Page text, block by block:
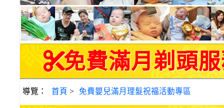
免費滿月剃頭服
導覽： 首頁 > 免費嬰兒滿月理髮祝福活動專區